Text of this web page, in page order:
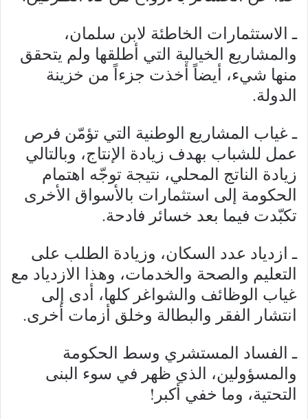
ـ الاستثمارات الخاطئة لابن سلمان،
والمشاريع الخيالية التي أطلقها ولم يتحقق
منها شيء، أيضاً أخذت جزءاً من خزينة
الدولة.
ـ غياب المشاريع الوطنية التي تؤمّن فرص
عمل للشباب بهدف زيادة الإنتاج، وبالتالي
زيادة الناتج المحلي، نتيجة توجّه اهتمام
الحكومة إلى استثمارات بالأسواق الأخرى
تكبّدت فيما بعد خسائر فادحة.
ـ ازدياد عدد السكان، وزيادة الطلب على
التعليم والصحة والخدمات، وهذا الازدياد مع
غياب الوظائف والشواغر كلها، أدى إلى
انتشار الفقر والبطالة وخلق أزمات أخرى.
ـ الفساد المستشري وسط الحكومة
والمسؤولين، الذي ظهر في سوء البنى
التحتية، وما خفي أكبر!